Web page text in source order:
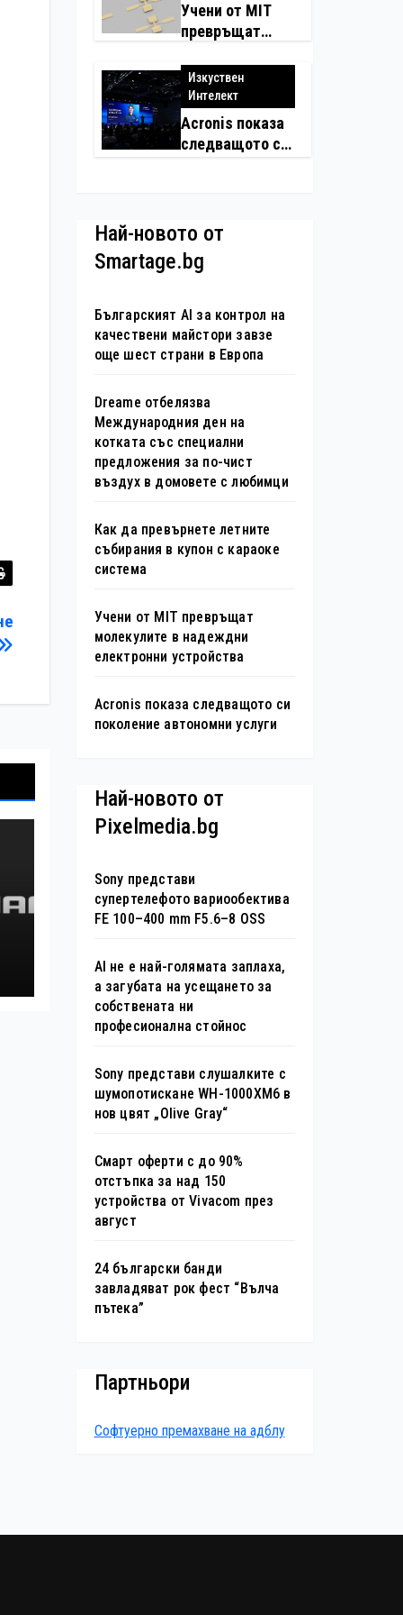
Учени от MIT
превръщат
надеждни
електронни
устройства
Изкуствен
Интелект
Acronis показа
следващото си
Най-новото от
Smartage.bg
Българският AI за контрол на
качествени майстори завзе
още шест страни в Европа
Dreame отбелязва
Международния ден на
котката със специални
предложения за по-чист
въздух в домовете с любимци
Как да превърнете летните
събирания в купон с караоке
система
Учени от MIT превръщат
молекулите в надеждни
електронни устройства
Acronis показа следващото си
поколение автономни услуги
Най-новото от
Pixelmedia.bg
Sony представи
супертелефото вариообектива
FE 100–400 mm F5.6–8 OSS
AI не е най-голямата заплаха,
а загубата на усещането за
собствената ни
професионална стойнос
Sony представи слушалките с
шумопотискане WH-1000XM6 в
нов цвят „Olive Gray“
Смарт оферти с до 90%
отстъпка за над 150
устройства от Vivacom през
август
24 български банди
завладяват рок фест “Вълча
пътека”
Партньори
Софтуерно премахване на адблу